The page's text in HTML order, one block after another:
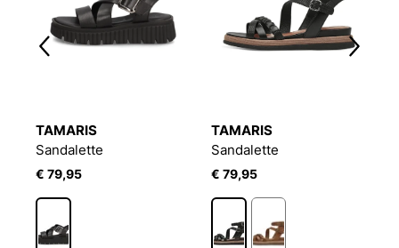
TAMARIS
Sandalette
€ 79,95
TAMARIS
Sandalette
€ 79,95